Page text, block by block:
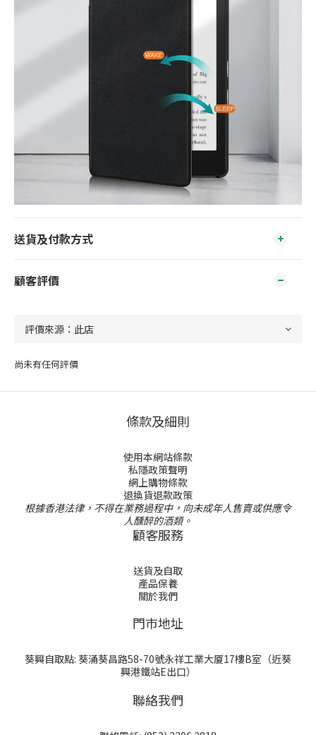
送貨及付款方式
顧客評價
尚未有任何評價
條款及細則
使用本網站條款
私隱政策聲明
網上購物條款
退換貨退款政策
根據香港法律，不得在業務過程中，向未成年人售賣或供應令
人醺醉的酒類。
顧客服務
送貨及自取
產品保養
關於我們
門巿地址
葵興自取點: 葵涌葵昌路58-70號永祥工業大厦17樓B室（近葵
興港鐵站E出口）
聯絡我們